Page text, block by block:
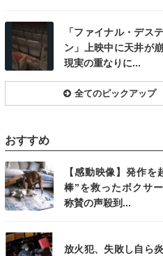
「ファイナル・デス
ン」上映中に天井が
現実の重なりに...
全てのピックアップ
おすすめ
【感動映像】発作を
棒”を救ったボクサ
称賛の声殺到...
放火犯、失敗し自ら